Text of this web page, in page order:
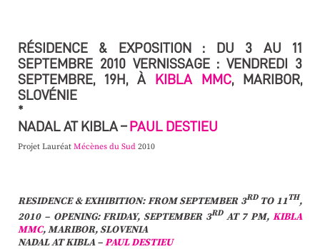
RÉSIDENCE & EXPOSITION : DU 3 AU 11
SEPTEMBRE 2010 VERNISSAGE : VENDREDI 3
SEPTEMBRE, 19H, À KIBLA MMC, MARIBOR,
SLOVÉNIE
*
NADAL AT KIBLA –PAUL DESTIEU
Projet Lauréat Mécènes du Sud 2010
RESIDENCE & EXHIBITION: FROM SEPTEMBER 3RDTO 11TH,
2010 – OPENING: FRIDAY, SEPTEMBER 3RDAT 7 PM,KIBLA
MMC, MARIBOR, SLOVENIA
NADAL AT KIBLA –PAUL DESTIEU